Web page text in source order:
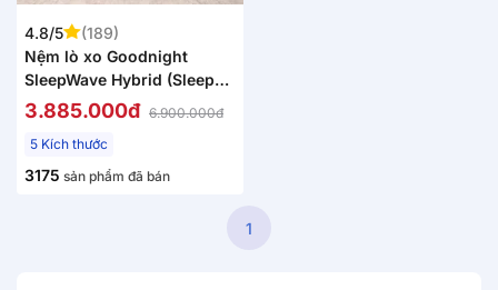
4.8/5
(189)
Nệm lò xo Goodnight
SleepWave Hybrid (Sleep
Wave 4.0) giảm tiếng ồn
3.885.000đ 6.900.000đ
5 Kích thước
3175 sản phẩm đã bán
1